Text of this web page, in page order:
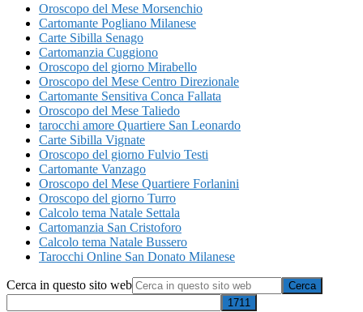
Oroscopo del Mese Morsenchio
Cartomante Pogliano Milanese
Carte Sibilla Senago
Cartomanzia Cuggiono
Oroscopo del giorno Mirabello
Oroscopo del Mese Centro Direzionale
Cartomante Sensitiva Conca Fallata
Oroscopo del Mese Taliedo
tarocchi amore Quartiere San Leonardo
Carte Sibilla Vignate
Oroscopo del giorno Fulvio Testi
Cartomante Vanzago
Oroscopo del Mese Quartiere Forlanini
Oroscopo del giorno Turro
Calcolo tema Natale Settala
Cartomanzia San Cristoforo
Calcolo tema Natale Bussero
Tarocchi Online San Donato Milanese
Cerca in questo sito web